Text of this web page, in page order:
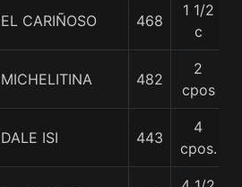
EL CARIÑOSO 468
1 1/2
c
MICHELITINA 482
2
cpos
DALE ISI 443
4
cpos.